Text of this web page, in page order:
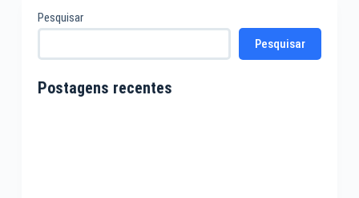
Pesquisar
Pesquisar
Postagens recentes